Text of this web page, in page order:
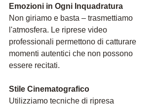
Emozioni in Ogni Inquadratura
Non giriamo e basta – trasmettiamo
l'atmosfera. Le riprese video
professionali permettono di catturare
momenti autentici che non possono
essere recitati.
Stile Cinematografico
Utilizziamo tecniche di ripresa